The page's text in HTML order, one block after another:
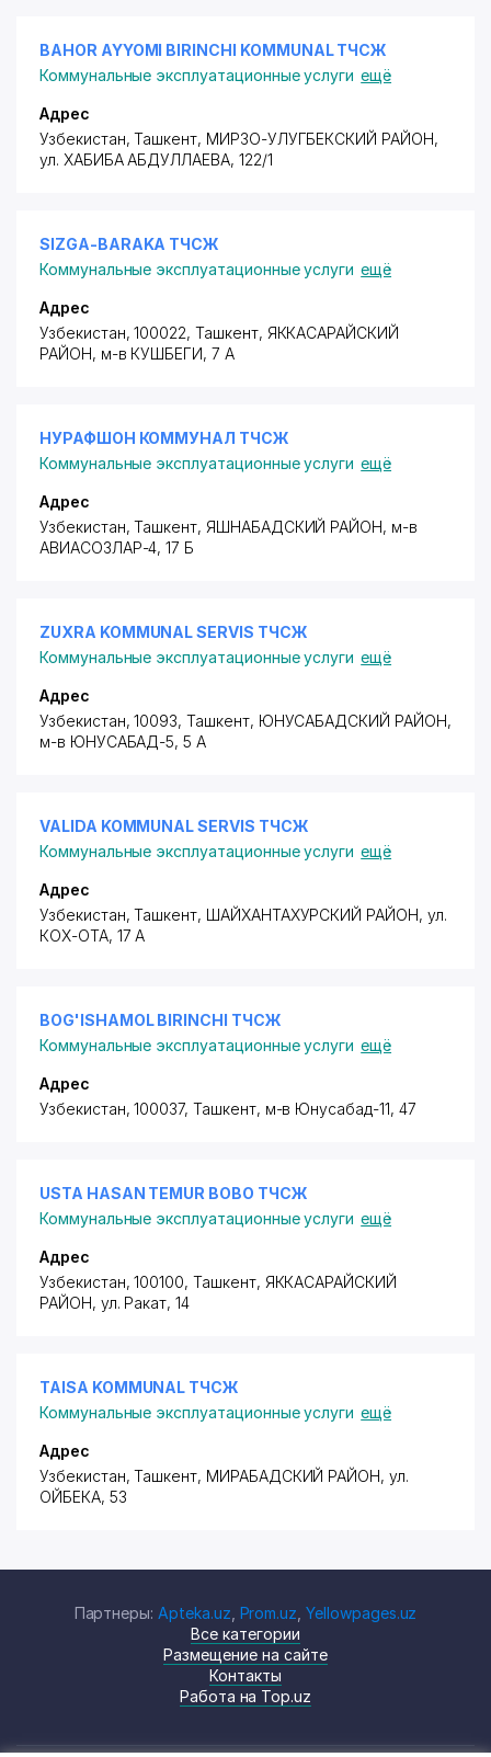
BAHOR AYYOMI BIRINCHI KOMMUNAL ТЧСЖ
Коммунальные эксплуатационные услуги ещё
Адрес
Узбекистан, Ташкент, МИРЗО-УЛУГБЕКСКИЙ РАЙОН,
ул. ХАБИБА АБДУЛЛАЕВА, 122/1
SIZGA-BARAKA ТЧСЖ
Коммунальные эксплуатационные услуги ещё
Адрес
Узбекистан, 100022, Ташкент, ЯККАСАРАЙСКИЙ
РАЙОН, м-в КУШБЕГИ, 7 А
НУРАФШОН КОММУНАЛ ТЧСЖ
Коммунальные эксплуатационные услуги ещё
Адрес
Узбекистан, Ташкент, ЯШНАБАДСКИЙ РАЙОН, м-в
АВИАСОЗЛАР-4, 17 Б
ZUXRA KOMMUNAL SERVIS ТЧСЖ
Коммунальные эксплуатационные услуги ещё
Адрес
Узбекистан, 10093, Ташкент, ЮНУСАБАДСКИЙ РАЙОН,
м-в ЮНУСАБАД-5, 5 А
VALIDA KOMMUNAL SERVIS ТЧСЖ
Коммунальные эксплуатационные услуги ещё
Адрес
Узбекистан, Ташкент, ШАЙХАНТАХУРСКИЙ РАЙОН, ул.
КОХ-ОТА, 17 А
BOG'ISHAMOL BIRINCHI ТЧСЖ
Коммунальные эксплуатационные услуги ещё
Адрес
Узбекистан, 100037, Ташкент, м-в Юнусабад-11, 47
USTA HASAN TEMUR BOBO ТЧСЖ
Коммунальные эксплуатационные услуги ещё
Адрес
Узбекистан, 100100, Ташкент, ЯККАСАРАЙСКИЙ
РАЙОН, ул. Ракат, 14
TAISA KOMMUNAL ТЧСЖ
Коммунальные эксплуатационные услуги ещё
Адрес
Узбекистан, Ташкент, МИРАБАДСКИЙ РАЙОН,ул.
ОЙБЕКА, 53
Партнеры: Apteka.uz Prom.uz ,Yellowpages.uz
Все категории
Размещение на сайте
Контакты
Работа на Top.uz